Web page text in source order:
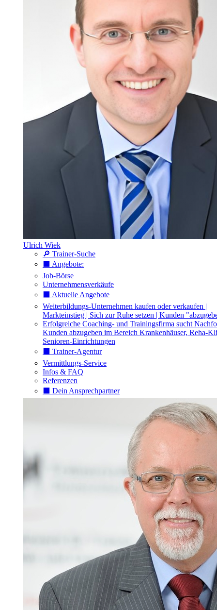
Ulrich Wiek
🔎 Trainer-Suche
⬛️ Angebote:
Job-Börse
Unternehmensverkäufe
⬛️ Aktuelle Angebote
Weiterbildungs-Unternehmen kaufen oder verkaufen |
Markteinstieg | Sich zur Ruhe setzen | Kunden
Erfolgreiche Coaching- und Trainingsfirma sucht
Kunden abzugeben im Bereich Krankenhäuser, Reha-
Senioren-Einrichtungen
⬛️ Trainer-Agentur
Vermittlungs-Service
Infos & FAQ
Referenzen
⬛️ Dein Ansprechpartner